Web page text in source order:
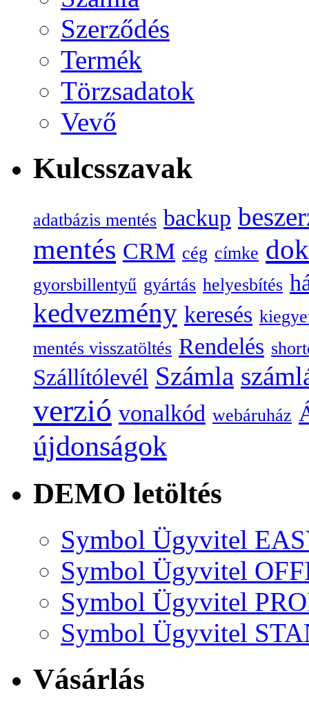
Szerződés
Termék
Törzsadatok
Vevő
Kulcsszavak
adatbázis mentés backup
mentés CRM cég címke
gyorsbillentyű gyártás helyesbítés
kedvezmény keresés
mentés visszatöltés Rendelés
Szállítólevél Számla
verzió vonalkód webáruház
újdonságok
DEMO letöltés
Symbol Ügyvitel
Symbol Ügyvitel
Symbol Ügyvitel
Symbol Ügyvitel
Vásárlás